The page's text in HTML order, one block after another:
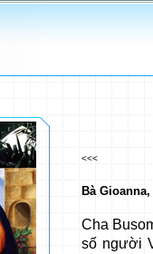
<<<
Bà
Cha
số người